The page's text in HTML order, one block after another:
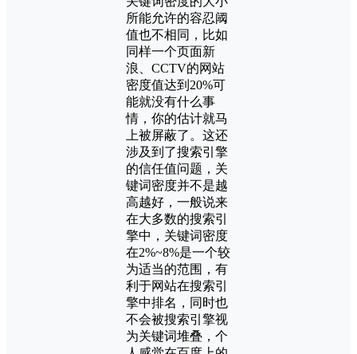
所能允许的容忍阈
值也不相同，比如
同样一个页面新
浪、CCTV的网站
密度值达到20%可
能就没有什么事
情，你的估计就马
上被屏蔽了。这还
涉及到了搜索引擎
的信任值问题，关
键词密度并不是越
高越好，一般说来
在大多数的搜索引
擎中，关键词密度
在2%~8%是一个较
为适当的范围，有
利于网站在搜索引
擎中排名，同时也
不会被搜索引擎视
为关键词堆叠，个